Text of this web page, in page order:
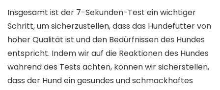
Insgesamt ist der 7-Sekunden-Test ein wichtiger
Schritt, um sicherzustellen, dass das Hundefutter von
hoher Qualität ist und den Bedürfnissen des Hundes
entspricht. Indem wir auf die Reaktionen des Hundes
während des Tests achten, können wir sicherstellen,
dass der Hund ein gesundes und schmackhaftes